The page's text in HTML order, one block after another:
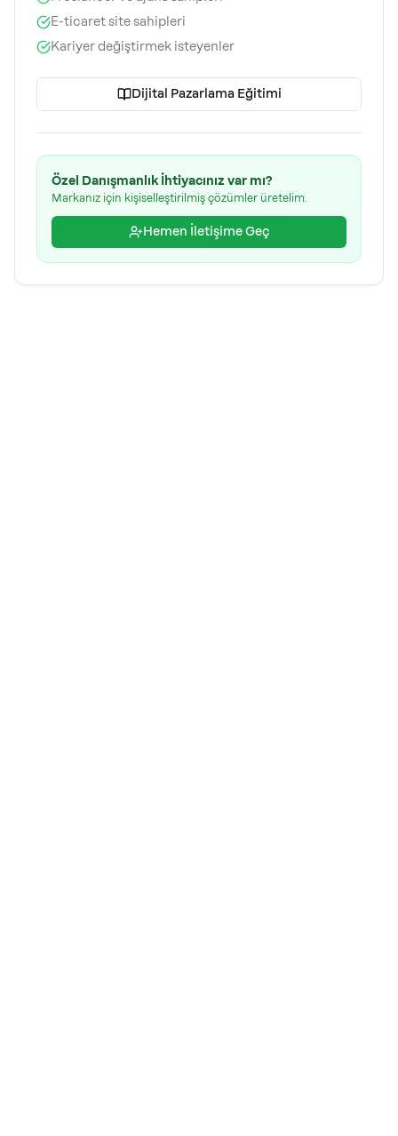
E-ticaret site sahipleri
Kariyer değiştirmek isteyenler
Dijital Pazarlama Eğitimi
Özel Danışmanlık İhtiyacınız var mı?
Markanız için kişiselleştirilmiş çözümler üretelim.
Hemen İletişime Geç